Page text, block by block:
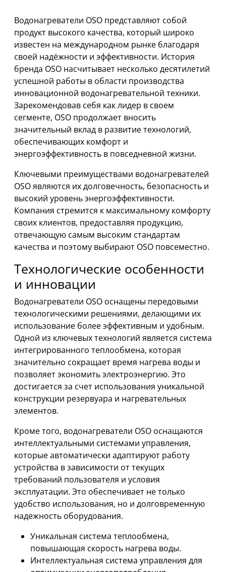
Водонагреватели OSO представляют собой
продукт высокого качества, который широко
известен на международном рынке благодаря
своей надёжности и эффективности. История
бренда OSO насчитывает несколько десятилетий
успешной работы в области производства
инновационной водонагревательной техники.
Зарекомендовав себя как лидер в своем
сегменте, OSO продолжает вносить
значительный вклад в развитие технологий,
обеспечивающих комфорт и
энергоэффективность в повседневной жизни.
Ключевыми преимуществами водонагревателей
OSO являются их долговечность, безопасность и
высокий уровень энергоэффективности.
Компания стремится к максимальному комфорту
своих клиентов, предоставляя продукцию,
отвечающую самым высоким стандартам
качества и поэтому выбирают OSO повсеместно.
Технологические особенности
и инновации
Водонагреватели OSO оснащены передовыми
технологическими решениями, делающими их
использование более эффективным и удобным.
Одной из ключевых технологий является система
интегрированного теплообмена, которая
значительно сокращает время нагрева воды и
позволяет экономить электроэнергию. Это
достигается за счет использования уникальной
конструкции резервуара и нагревательных
элементов.
Кроме того, водонагреватели OSO оснащаются
интеллектуальными системами управления,
которые автоматически адаптируют работу
устройства в зависимости от текущих
требований пользователя и условия
эксплуатации. Это обеспечивает не только
удобство использования, но и долговременную
надежность оборудования.
Уникальная система теплообмена,
повышающая скорость нагрева воды.
Интеллектуальная система управления для